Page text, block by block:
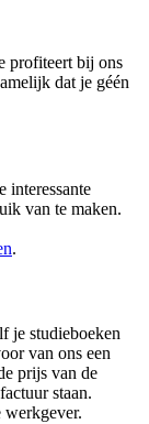
profiteert bij ons
dat je géén
interessante
van te maken.
.
je studieboeken
van ons een
prijs van de
staan.
werkgever.